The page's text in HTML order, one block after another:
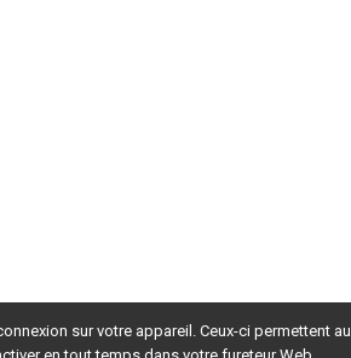
sur votre appareil. Ceux-ci permettent au